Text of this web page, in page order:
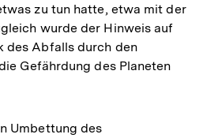
zu tun hatte, etwa mit der
wurde der Hinweis auf
des Abfalls durch den
Gefährdung des Planeten
Umbettung des